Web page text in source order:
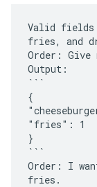
Valid fields
fries, and
Order: Give
Output:
```
{
"fries": 1
}
```
Order: I
fries.